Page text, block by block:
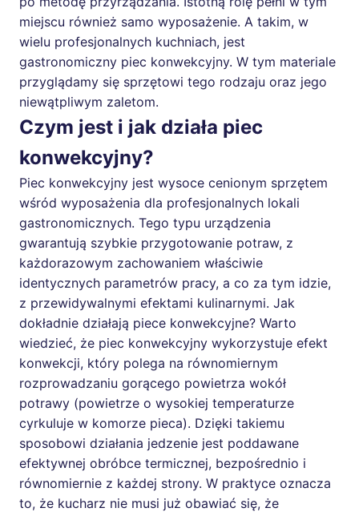
miejscu również samo wyposażenie. A takim, w
wielu profesjonalnych kuchniach, jest
gastronomiczny piec konwekcyjny. W tym materiale
przyglądamy się sprzętowi tego rodzaju oraz jego
niewątpliwym zaletom.
Czym jest i jak działa piec
konwekcyjny?
Piec konwekcyjny jest wysoce cenionym sprzętem
wśród wyposażenia dla profesjonalnych lokali
gastronomicznych. Tego typu urządzenia
gwarantują szybkie przygotowanie potraw, z
każdorazowym zachowaniem właściwie
identycznych parametrów pracy, a co za tym idzie,
z przewidywalnymi efektami kulinarnymi. Jak
dokładnie działają piece konwekcyjne? Warto
wiedzieć, że piec konwekcyjny wykorzystuje efekt
konwekcji, który polega na równomiernym
rozprowadzaniu gorącego powietrza wokół
potrawy (powietrze o wysokiej temperaturze
cyrkuluje w komorze pieca). Dzięki takiemu
sposobowi działania jedzenie jest poddawane
efektywnej obróbce termicznej, bezpośrednio i
równomiernie z każdej strony. W praktyce oznacza
to, że kucharz nie musi już obawiać się, że